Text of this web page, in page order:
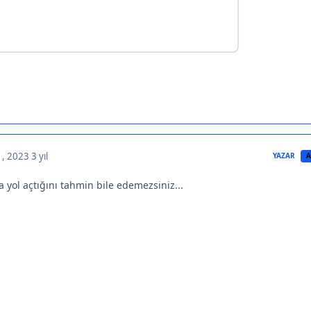
, 2023 3 yıl YAZAR
yol açtığını tahmin bile edemezsiniz...